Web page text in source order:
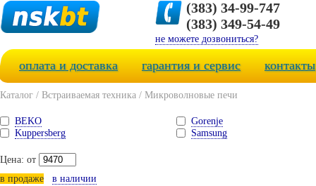
(383) 34-99-747
(383) 349-54-49
не можете дозвониться?
оплата и доставка гарантия и сервис контакты
Каталог / Встраиваемая техника / Микроволновые печи
BEKO
Gorenje
Kuppersberg
Samsung
Цена: от
в продаже
в наличии